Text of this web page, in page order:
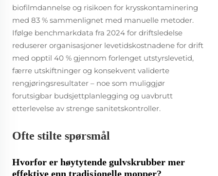
biofilmdannelse og risikoen for krysskontaminering
med 83 % sammenlignet med manuelle metoder.
Ifølge benchmarkdata fra 2024 for driftsledelse
reduserer organisasjoner levetidskostnadene for drift
med opptil 40 % gjennom forlenget utstyrslevetid,
færre utskiftninger og konsekvent validerte
rengjøringsresultater – noe som muliggjør
forutsigbar budsjettplanlegging og uavbrutt
etterlevelse av strenge sanitetskontroller.
Ofte stilte spørsmål
Hvorfor er høytytende gulvskrubber mer
effektive enn tradisjonelle mopper?